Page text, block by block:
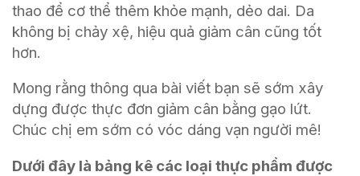
thao để cơ thể thêm khỏe mạnh, dẻo dai. Da
không bị chảy xệ, hiệu quả giảm cân cũng tốt
hơn.
Mong rằng thông qua bài viết bạn sẽ sớm xây
dựng được thực đơn giảm cân bằng gạo lứt.
Chúc chị em sớm có vóc dáng vạn người mê!
Dưới đây là bảng kê các loại thực phẩm được